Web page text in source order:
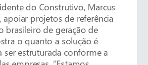
do Construtivo, Marcus
apoiar projetos de referência
brasileiro de geração de
o quanto a solução é
ser estruturada conforme a